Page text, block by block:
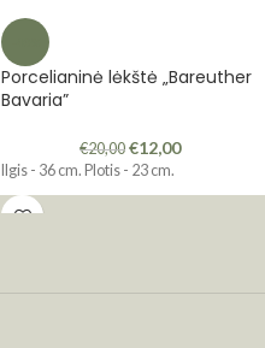
Porcelianinė lėkštė „Bareuther
Bavaria”
€20,00 €12,00
Ilgis - 36 cm. Plotis - 23 cm.